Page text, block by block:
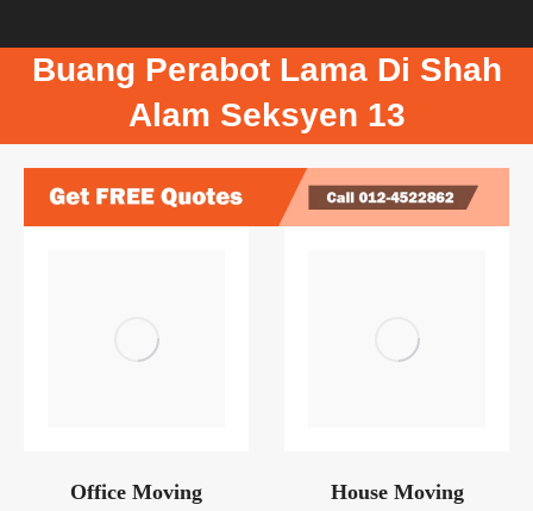
Buang Perabot Lama Di Shah
Alam Seksyen 13
Office Moving House Moving